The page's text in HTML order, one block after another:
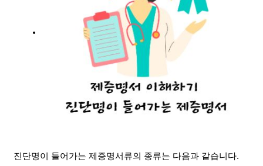
진단명이 들어가는 제증명서류의 종류는 다음과 같습니다.